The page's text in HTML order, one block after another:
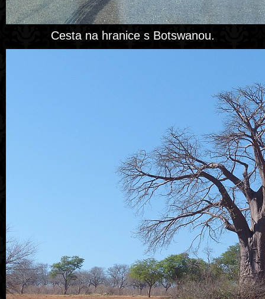
Cesta na hranice s Botswanou.